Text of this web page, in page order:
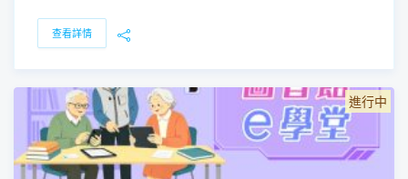
查看詳情
進行中